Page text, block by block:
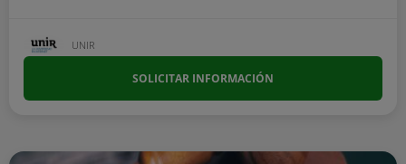
UNIR
SOLICITAR INFORMACIÓN